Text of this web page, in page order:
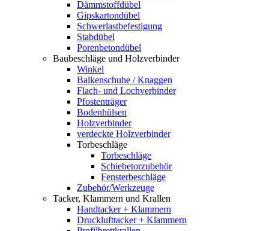
Dämmstoffdübel
Gipskartondübel
Schwerlastbefestigung
Stabdübel
Porenbetondübel
Baubeschläge und Holzverbinder
Winkel
Balkenschuhe / Knaggen
Flach- und Lochverbinder
Pfostenträger
Bodenhülsen
Holzverbinder
verdeckte Holzverbinder
Torbeschläge
Torbeschläge
Schiebetorzubehör
Fensterbeschläge
Zubehör/Werkzeuge
Tacker, Klammern und Krallen
Handtacker + Klammern
Drucklufttacker + Klammern